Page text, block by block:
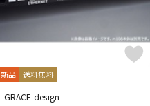
新品 送料無料
GRACE design